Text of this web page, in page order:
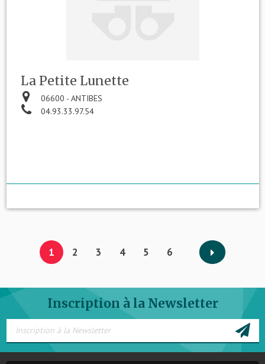
La Petite Lunette
06600 - ANTIBES
04.93.33.97.54
1 2 3 4 5 6
Inscription à la Newsletter